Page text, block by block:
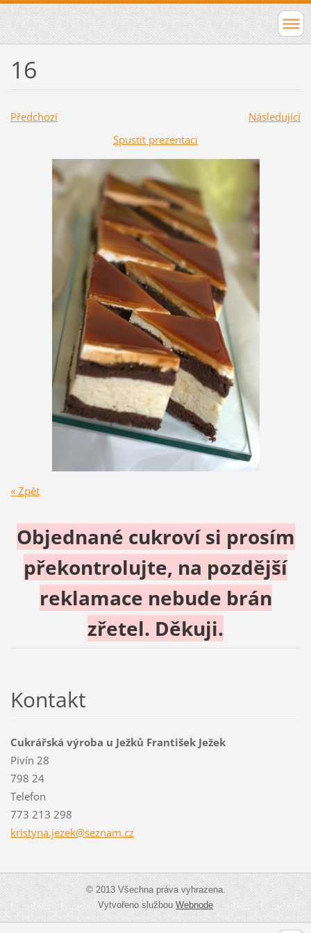
16
Předchozí
Následující
Spustit prezentaci
« Zpět
Objednané cukroví si prosím
překontrolujte, na pozdější
reklamace nebude brán
zřetel. Děkuji.
Kontakt
Cukrářská výroba u Ježků František Ježek
Pivín 28
798 24
Telefon
773 213 298
kristyna.jezek@seznam.cz
© 2013 Všechna práva vyhrazena.
Vytvořeno službouWebnode